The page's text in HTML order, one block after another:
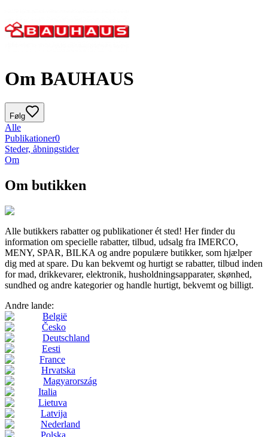
Om BAUHAUS
Følg
Alle
Publikationer0
Steder, åbningstider
Om
Om butikken
Alle butikkers rabatter og publikationer ét sted! Her finder du
information om specielle rabatter, tilbud, udsalg fra IMERCO,
MENY, SPAR, BILKA og andre populære butikker, som hjælper
dig med at spare. Du kan bekvemt og hurtigt se rabatter, tilbud inden
for mad, drikkevarer, elektronik, husholdningsapparater, skønhed,
sundhed og andre kategorier og handle hurtigt, bekvemt og billigt.
Andre lande:
België
Česko
Deutschland
Eesti
France
Hrvatska
Magyarország
Italia
Lietuva
Latvija
Nederland
Polska